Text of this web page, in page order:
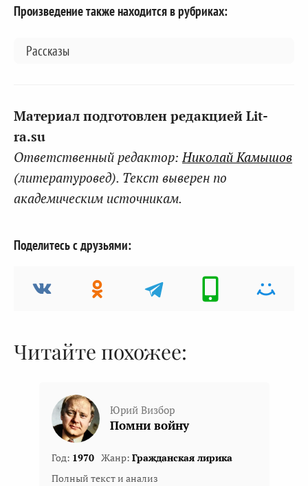
Произведение также находится в рубриках:
Рассказы
Материал подготовлен редакцией Lit-
ra.su
Ответственный редактор:Николай Камышов
(литературовед). Текст выверен по
академическим источникам.
Поделитесь с друзьями:
Читайте похожее:
Юрий Визбор
Помни войну
Год: 1970 Жанр: Гражданская лирика
Полный текст и анализ